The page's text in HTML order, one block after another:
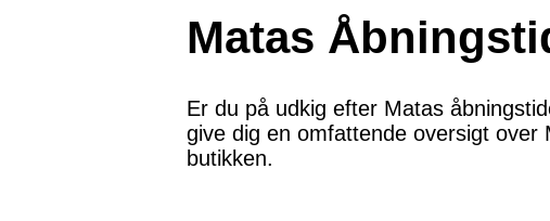
Matas
Er du på udkig efter Matas
give dig en omfattende oversigt
butikken.